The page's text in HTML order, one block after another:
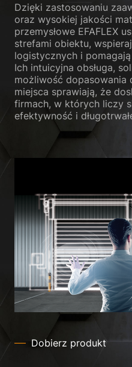
Dzięki zastosowaniu
oraz wysokiej jakości
przemysłowe EFAFLEX
strefami obiektu,
logistycznych i
Ich intuicyjna obsługa,
możliwość dopasowania
miejsca sprawiają, że
firmach, w których liczy
efektywność i
Dobierz produkt